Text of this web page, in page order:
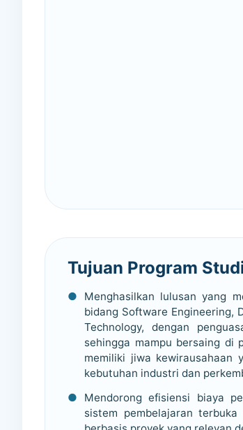
Tujuan Program
Menghasilkan lulusan yang
bidang Software Engineering,
Technology, dengan
sehingga mampu bersaing di
memiliki jiwa kewirausahaan
kebutuhan industri dan
Mendorong efisiensi biaya
sistem pembelajaran